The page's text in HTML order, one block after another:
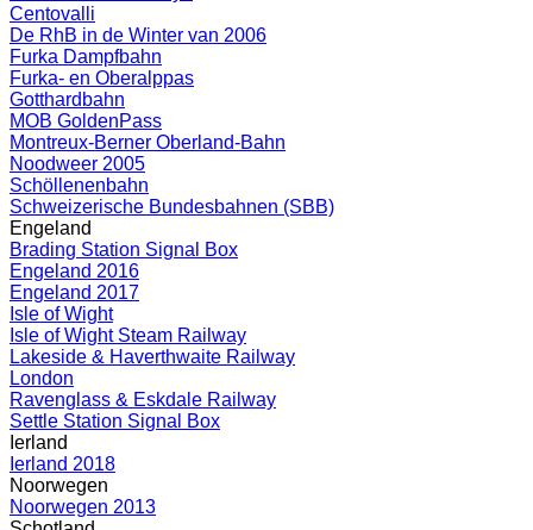
Centovalli
De RhB in de Winter van 2006
Furka Dampfbahn
Furka- en Oberalppas
Gotthardbahn
MOB GoldenPass
Montreux-Berner Oberland-Bahn
Noodweer 2005
Schöllenenbahn
Schweizerische Bundesbahnen (SBB)
Engeland
Brading Station Signal Box
Engeland 2016
Engeland 2017
Isle of Wight
Isle of Wight Steam Railway
Lakeside & Haverthwaite Railway
London
Ravenglass & Eskdale Railway
Settle Station Signal Box
Ierland
Ierland 2018
Noorwegen
Noorwegen 2013